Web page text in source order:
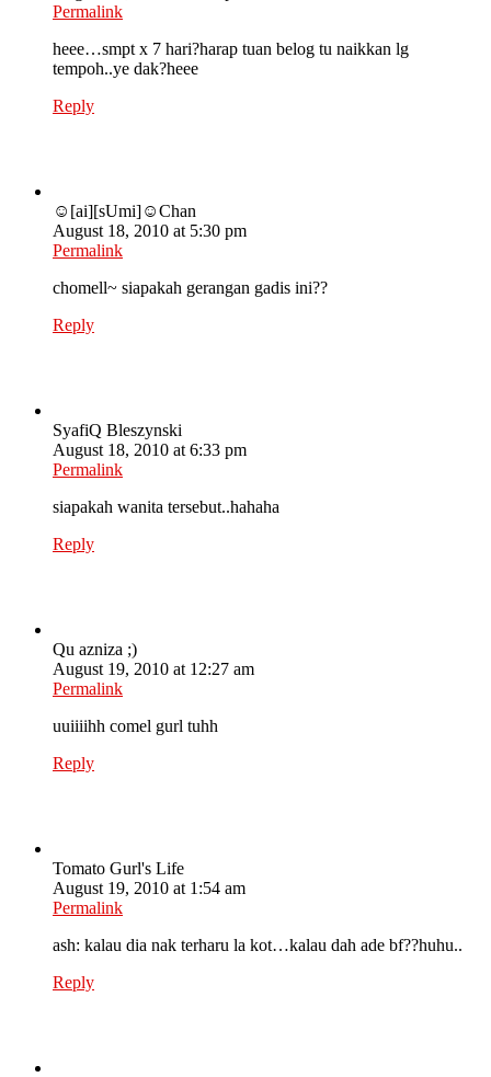
Permalink
heee…smpt x 7 hari?harap tuan belog tu naikkan lg
tempoh..ye dak?heee
Reply
☺[ai][sUmi]☺Chan
August 18, 2010 at 5:30 pm
Permalink
chomell~ siapakah gerangan gadis ini??
Reply
SyafiQ Bleszynski
August 18, 2010 at 6:33 pm
Permalink
siapakah wanita tersebut..hahaha
Reply
Qu azniza ;)
August 19, 2010 at 12:27 am
Permalink
uuiiiihh comel gurl tuhh
Reply
Tomato Gurl's Life
August 19, 2010 at 1:54 am
Permalink
ash: kalau dia nak terharu la kot…kalau dah ade bf??huhu..
Reply